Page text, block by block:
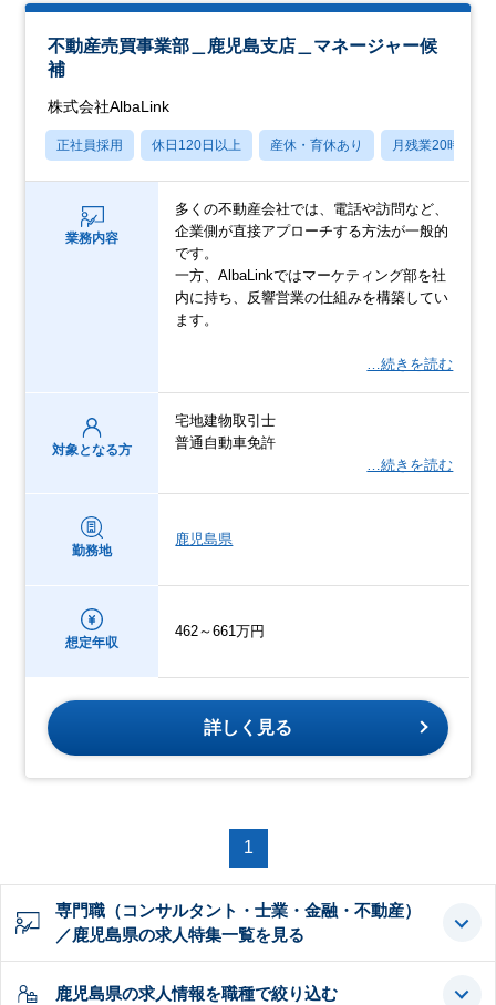
不動産売買事業部＿鹿児島支店＿マネージャー候
補
株式会社AlbaLink
正社員採用 休日120日以上 産休・育休あり 月残業20時間以
業務内容
多くの不動産会社では、電話や訪問など、
企業側が直接アプローチする方法が一般的
です。
一方、AlbaLinkではマーケティング部を社
内に持ち、反響営業の仕組みを構築してい
ます。
…続きを読む
対象となる方
宅地建物取引士
普通自動車免許
…続きを読む
勤務地
鹿児島県
想定年収
462～661万円
詳しく見る
1
専門職（コンサルタント・士業・金融・不動産）
／鹿児島県の求人特集一覧を見る
鹿児島県の求人情報を職種で絞り込む